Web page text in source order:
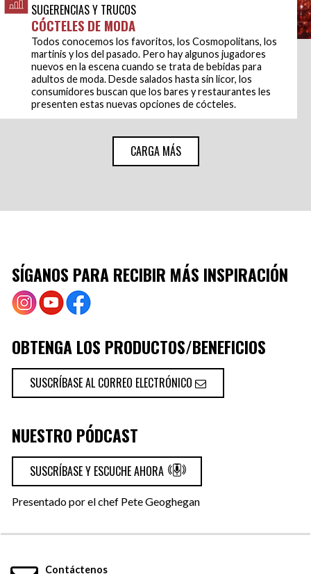
SUGERENCIAS Y TRUCOS
CÓCTELES DE MODA
Todos conocemos los favoritos, los Cosmopolitans, los
martinis y los del pasado. Pero hay algunos jugadores
nuevos en la escena cuando se trata de bebidas para
adultos de moda. Desde salados hasta sin licor, los
consumidores buscan que los bares y restaurantes les
presenten estas nuevas opciones de cócteles.
CARGA MÁS
SÍGANOS PARA RECIBIR MÁS INSPIRACIÓN
OBTENGA LOS PRODUCTOS/BENEFICIOS
SUSCRÍBASE AL CORREO ELECTRÓNICO
NUESTRO PÓDCAST
SUSCRÍBASE Y ESCUCHE AHORA
Presentado por el chef Pete Geoghegan
Contáctenos